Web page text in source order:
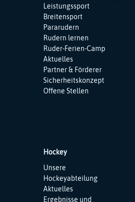
überspringen
Leistungssport
Breitensport
Pararudern
Rudern lernen
Ruder-Ferien-Camp
Aktuelles
Partner & Förderer
Sicherheitskonzept
Offene Stellen
Hockey
Navigation
überspringen
Unsere
Hockeyabteilung
Aktuelles
Ergebnisse und